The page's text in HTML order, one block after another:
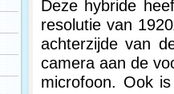
Deze hybride
resolutie van
achterzijde van
camera aan de
microfoon. Ook